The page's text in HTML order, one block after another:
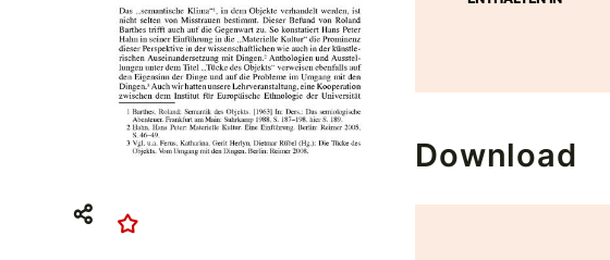
Download